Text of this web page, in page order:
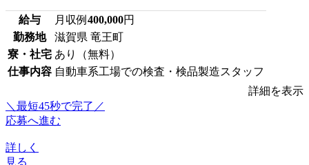
給与 月収例 400,000円
勤務地
滋賀県 竜王町
寮・社宅 あり（無料）
仕事内容 自動車系工場での検査・検品製造スタッフ
詳細を表示
＼最短45秒で完了／
応募へ進む
詳しく
見る